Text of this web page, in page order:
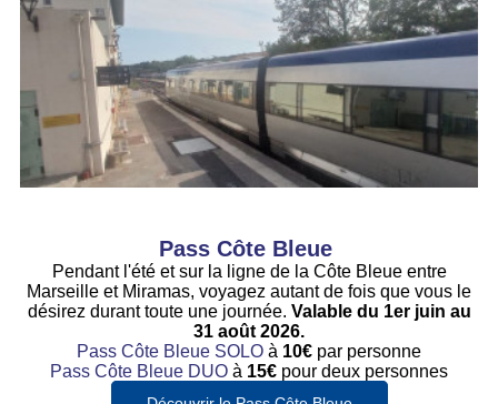
Pass Côte Bleue
Pendant l'été et sur la ligne de la Côte Bleue entre
Marseille et Miramas, voyagez autant de fois que vous le
désirez durant toute une journée. Valable du 1er juin au
31 août 2026.
Pass Côte Bleue SOLO à 10€ par personne
Pass Côte Bleue DUO à 15€ pour deux personnes